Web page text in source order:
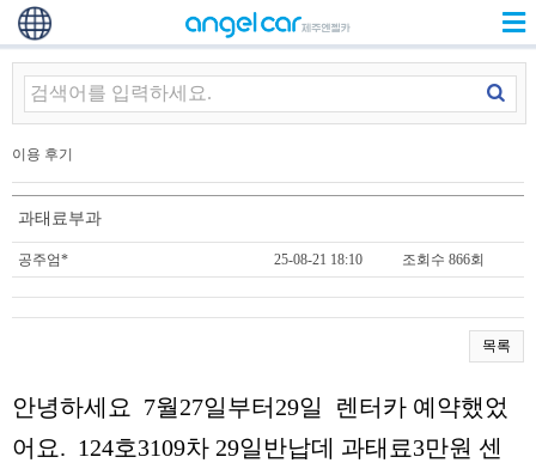
이용 후기
과태료부과
공주엄* 25-08-21 18:10 조회수 866회
목록
안녕하세요 7월27일부터29일 렌터카 예약했었
어요. 124호3109차 29일반납데 과태료3만원 센